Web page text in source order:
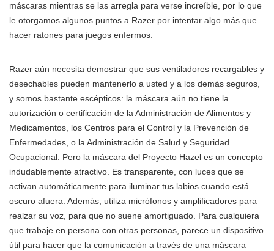
máscaras mientras se las arregla para verse increíble, por lo que
le otorgamos algunos puntos a Razer por intentar algo más que
hacer ratones para juegos enfermos.
Razer aún necesita demostrar que sus ventiladores recargables y
desechables pueden mantenerlo a usted y a los demás seguros,
y somos bastante escépticos: la máscara aún no tiene la
autorización o certificación de la Administración de Alimentos y
Medicamentos, los Centros para el Control y la Prevención de
Enfermedades, o la Administración de Salud y Seguridad
Ocupacional. Pero la máscara del Proyecto Hazel es un concepto
indudablemente atractivo. Es transparente, con luces que se
activan automáticamente para iluminar tus labios cuando está
oscuro afuera. Además, utiliza micrófonos y amplificadores para
realzar su voz, para que no suene amortiguado. Para cualquiera
que trabaje en persona con otras personas, parece un dispositivo
útil para hacer que la comunicación a través de una máscara